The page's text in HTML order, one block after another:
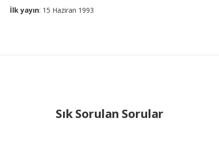
İlk yayın: 15 Haziran 1993
Sık Sorulan Sorular